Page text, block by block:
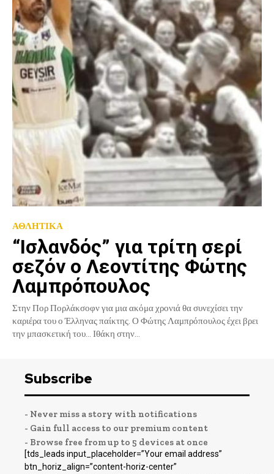
ΑΘΛΗΤΙΚΑ
“Ισλανδός” για τρίτη σερί
σεζόν ο Λεοντίτης Φώτης
Λαμπρόπουλος
Στην Πορ Πορλάκσοφν για μια ακόμα χρονιά θα συνεχίσει την
καριέρα του ο Έλληνας παίκτης. Ο Φώτης Λαμπρόπουλος έχει βρει
την μπασκετική του… Ιθάκη στην...
Subscribe
- Never miss a story with notifications
- Gain full access to our premium content
- Browse free from up to 5 devices at once
[tds_leads input_placeholder=”Your email address”
btn_horiz_align=”content-horiz-center”